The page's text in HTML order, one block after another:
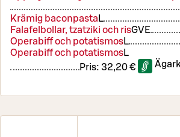
Krämig baconpasta L
Falafelbollar, tzatziki och risGVE
Operabiff och potatismosL
Operabiff och potatismosL
Pris: 32,20 €